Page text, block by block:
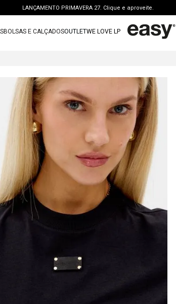
LANÇAMENTO PRIMAVERA 27. Clique e aproveite.
PERSONAL SHOPPER | garanta benefícios exclusivos. CONSULTAR >
FRETE GRÁTIS | a partir de R$ 699. APROVEITAR >
BOLSAS E CALÇADOSOUTLETWE LOVE LP
2º
bolsa
3º
calca jeans
4
blusa
5º
calca
bota
7º
vestido curto
8º
tenis
9º
t shirt
saia